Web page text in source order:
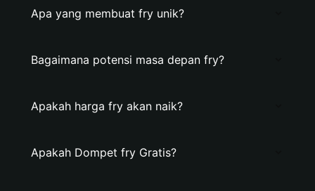
Apa yang membuat fry unik?
Bagaimana potensi masa depan fry?
Apakah harga fry akan naik?
Apakah Dompet fry Gratis?